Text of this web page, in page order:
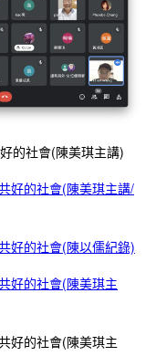
的社會(陳美琪主講)
好的社會(陳美琪主講/
好的社會(陳以儒紀錄)
好的社會(陳美琪主
好的社會(陳美琪主